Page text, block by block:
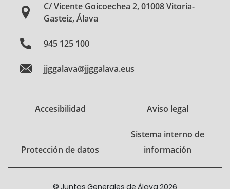
C/ Vicente Goicoechea 2, 01008 Vitoria-
Gasteiz, Álava
945 125 100
jjggalava@jjggalava.eus
Accesibilidad Aviso legal
Protección de datos
Sistema interno de
información